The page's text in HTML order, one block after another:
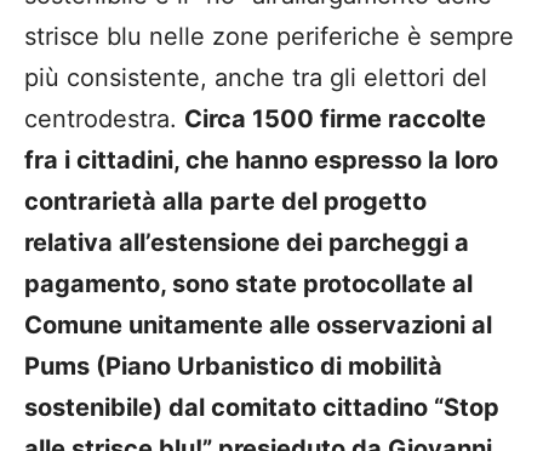
strisce blu nelle zone periferiche è sempre
più consistente, anche tra gli elettori del
centrodestra. Circa 1500 firme raccolte
fra i cittadini, che hanno espresso la loro
contrarietà alla parte del progetto
relativa all’estensione dei parcheggi a
pagamento, sono state protocollate al
Comune unitamente alle osservazioni al
Pums (Piano Urbanistico di mobilità
sostenibile) dal comitato cittadino “Stop